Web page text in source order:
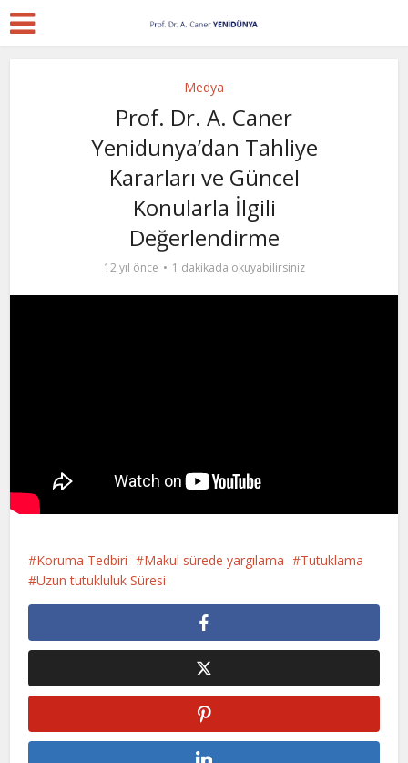
Medya
Prof. Dr. A. Caner
Yenidunya’dan Tahliye
Kararları ve Güncel
Konularla İlgili
Değerlendirme
12 yıl önce 1 dakikada okuyabilirsiniz
Koruma Tedbiri Makul sürede yargılama
Tutuklama
Uzun tutukluluk Süresi